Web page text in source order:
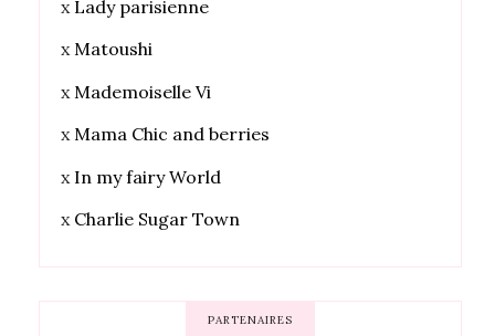
x Lady parisienne
xMatoushi
x Mademoiselle Vi
xMama Chic and berries
x In my fairy World
x Charlie Sugar Town
PARTENAIRES